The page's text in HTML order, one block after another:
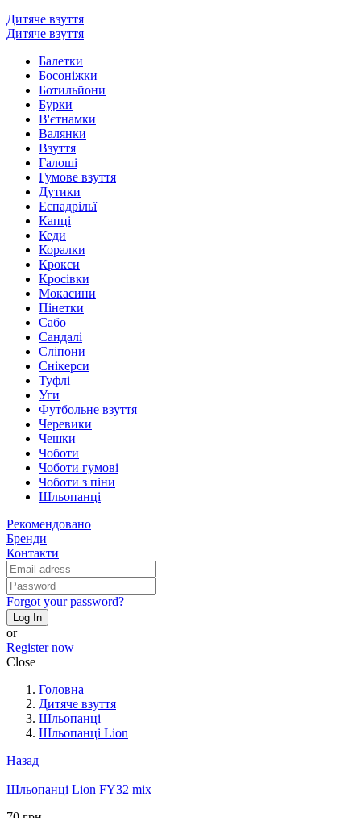
Дитяче взуття
Дитяче взуття
Балетки
Босоніжки
Ботильйони
Бурки
В'єтнамки
Валянки
Взуття
Галоші
Гумове взуття
Дутики
Еспадрільї
Капці
Кеди
Коралки
Крокси
Кросівки
Мокасини
Пінетки
Сабо
Сандалі
Сліпони
Снікерси
Туфлі
Уги
Футбольне взуття
Черевики
Чешки
Чоботи
Чоботи гумові
Чоботи з піни
Шльопанці
Рекомендовано
Бренди
Контакти
Forgot your password?
Log In
or
Register now
Close
Головна
Дитяче взуття
Шльопанці
Шльопанці Lion
Назад
Шльопанці Lion FY32 mix